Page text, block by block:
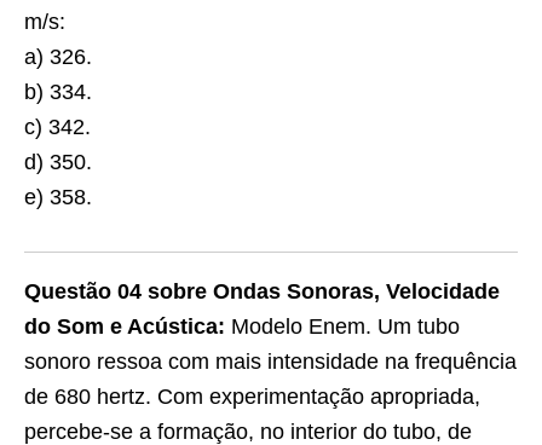
m/s:
a) 326.
b) 334.
c) 342.
d) 350.
e) 358.
Questão 04 sobre Ondas Sonoras, Velocidade
do Som e Acústica: Modelo Enem. Um tubo
sonoro ressoa com mais intensidade na frequência
de 680 hertz. Com experimentação apropriada,
percebe-se a formação, no interior do tubo, de